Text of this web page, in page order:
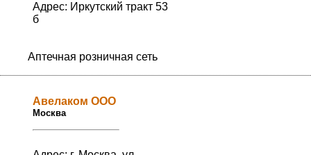
Адрес: Иркутский тракт 53
б
Аптечная розничная сеть
Авелаком ООО
Москва